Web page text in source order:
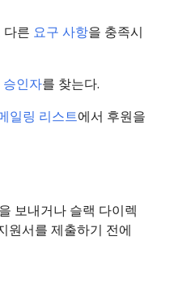
다른 요구 사항을 충족시
승인자를 찾는다.
일링 리스트에서 후원을
보내거나 슬랙 다이렉
원서를 제출하기 전에